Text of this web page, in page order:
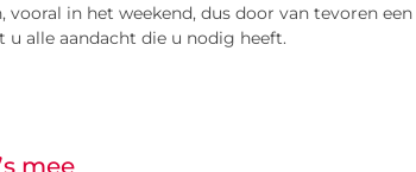
vooral in het weekend, dus door van tevoren
u alle aandacht die u nodig heeft.
mee